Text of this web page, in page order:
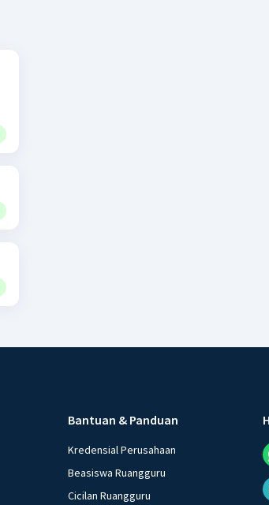
Bantuan & Panduan
Kredensial Perusahaan
Beasiswa Ruangguru
Cicilan Ruangguru